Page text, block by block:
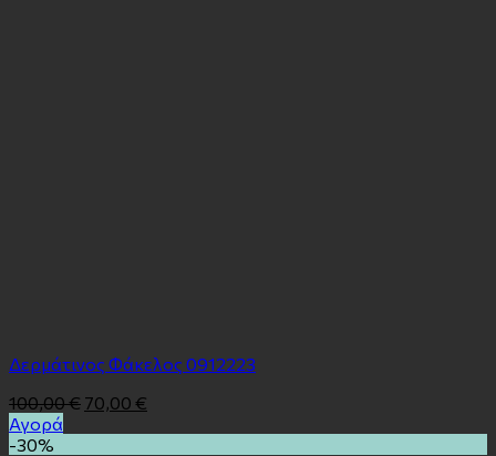
Δερμάτινος Φάκελος 0912223
100,00€ 70,00 €
Αγορά
-30%